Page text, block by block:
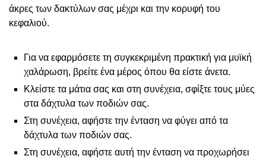
άκρες των δακτύλων σας μέχρι και την κορυφή του
κεφαλιού.
Για να εφαρμόσετε τη συγκεκριμένη πρακτική για μυϊκή
χαλάρωση, βρείτε ένα μέρος όπου θα είστε άνετα.
Κλείστε τα μάτια σας και στη συνέχεια, σφίξτε τους μύες
στα δάχτυλα των ποδιών σας.
Στη συνέχεια, αφήστε την ένταση να φύγει από τα
δάχτυλα των ποδιών σας.
Στη συνέχεια, αφήστε αυτή την ένταση να προχωρήσει